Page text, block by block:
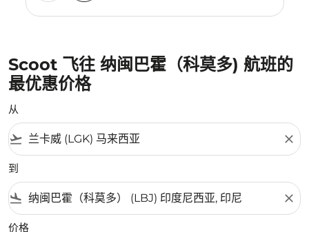
Scoot 飞往 纳闽巴霍（科莫多) 航班的
最优惠价格
从
flight_takeoff close
到
flight_land close
价格